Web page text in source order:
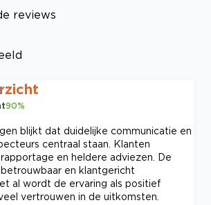
reviews
90%
blijkt dat duidelijke communicatie en
centraal staan. Klanten
en heldere adviezen. De
en klantgericht
al wordt de ervaring als positief
vertrouwen in de uitkomsten.